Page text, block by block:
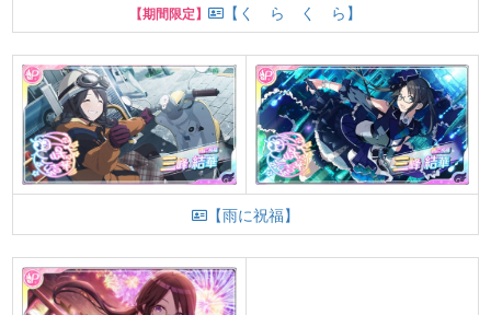
【期間限定】 【く ら く ら】
【雨に祝福】